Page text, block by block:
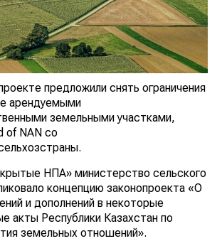
предложили снять ограничения
арендуемыми
земельными участками,
of NAN со
НПА» министерство сельского
концепцию законопроекта «О
и дополнений в некоторые
акты Республики Казахстан по
земельных отношений».